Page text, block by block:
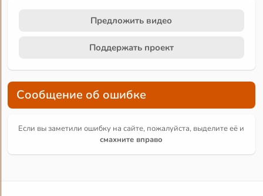
Предложить видео
Поддержать проект
Сообщение об ошибке
Если вы заметили ошибку на сайте, пожалуйста, выделите её и
смахните вправо